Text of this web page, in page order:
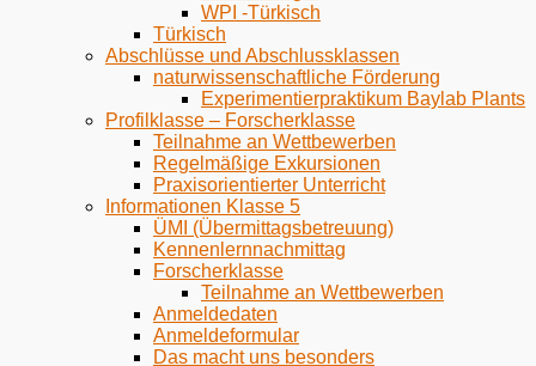
WPI -Türkisch
Türkisch
Abschlüsse und Abschlussklassen
naturwissenschaftliche Förderung
Experimentierpraktikum Baylab Plants
Profilklasse – Forscherklasse
Teilnahme an Wettbewerben
Regelmäßige Exkursionen
Praxisorientierter Unterricht
Informationen Klasse 5
ÜMI (Übermittagsbetreuung)
Kennenlernnachmittag
Forscherklasse
Teilnahme an Wettbewerben
Anmeldedaten
Anmeldeformular
Das macht uns besonders